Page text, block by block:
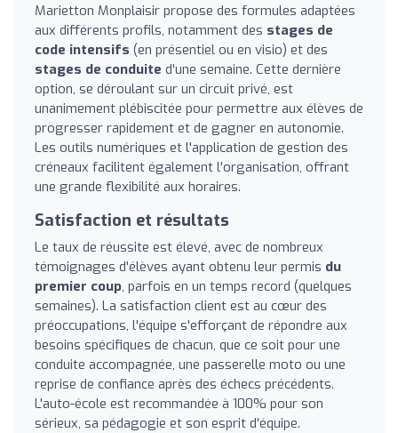
Marietton Monplaisir propose des formules adaptées
aux différents profils, notamment des stages de
code intensifs (en présentiel ou en visio) et des
stages de conduite d'une semaine. Cette dernière
option, se déroulant sur un circuit privé, est
unanimement plébiscitée pour permettre aux élèves de
progresser rapidement et de gagner en autonomie.
Les outils numériques et l'application de gestion des
créneaux facilitent également l'organisation, offrant
une grande flexibilité aux horaires.
Satisfaction et résultats
Le taux de réussite est élevé, avec de nombreux
témoignages d'élèves ayant obtenu leur permis du
premier coup, parfois en un temps record (quelques
semaines). La satisfaction client est au cœur des
préoccupations, l'équipe s'efforçant de répondre aux
besoins spécifiques de chacun, que ce soit pour une
conduite accompagnée, une passerelle moto ou une
reprise de confiance après des échecs précédents.
L'auto-école est recommandée à 100% pour son
sérieux, sa pédagogie et son esprit d'équipe.